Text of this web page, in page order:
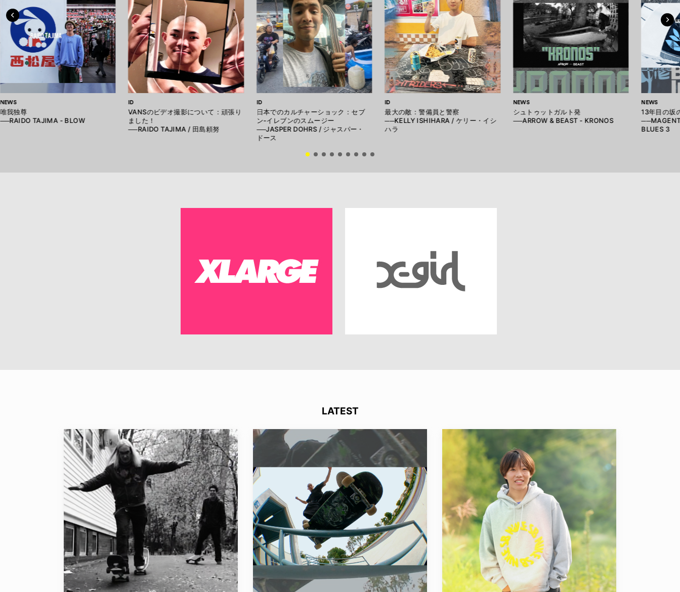
NEWS
唯我独尊
──RAIDO TAJIMA - BLOW
ID
VANSのビデオ撮影について：頑張り
ました！
──RAIDO TAJIMA / 田島頼努
ID
日本でのカルチャーショック：セブ
ン-イレブンのスムージー
──JASPER DOHRS / ジャスパー・
ドース
ID
最大の敵：警備員と警察
──KELLY ISHIHARA / ケリー・イシ
ハラ
NEWS
シュトゥットガルト発
──ARROW & BEAST - KRONOS
NEWS
13年目の坂
BLUES 3
LATEST